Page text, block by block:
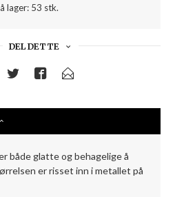
lager: 53 stk.
DEL DETTE
både glatte og behagelige å
er risset inn i metallet på